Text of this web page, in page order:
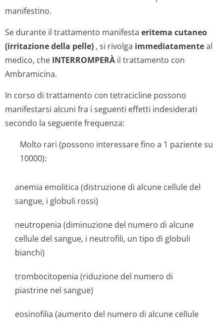
manifestino.
Se durante il trattamento manifesta eritema cutaneo
(irritazione della pelle) , si rivolga immediatamenteal
medico, che INTERROMPERÀ il trattamento con
Ambramicina.
In corso di trattamento con tetracicline possono
manifestarsi alcuni fra i seguenti effetti indesiderati
secondo la seguente frequenza:
Molto rari (possono interessare fino a 1 paziente su
10000):
anemia emolitica (distruzione di alcune cellule del
sangue, i globuli rossi)
neutropenia (diminuzione del numero di alcune
cellule del sangue, i neutrofili, un tipo di globuli
bianchi)
trombocitopenia (riduzione del numero di
piastrine nel sangue)
eosinofilia (aumento del numero di alcune cellule